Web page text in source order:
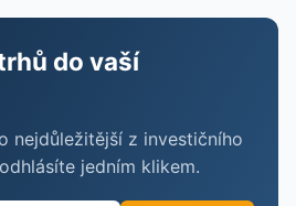
do vaší
nejdůležitější z investičního
jedním klikem.